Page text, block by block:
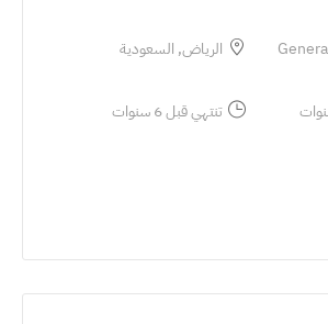
الرياض, السعودية
تنتهي قبل 6 سنوات